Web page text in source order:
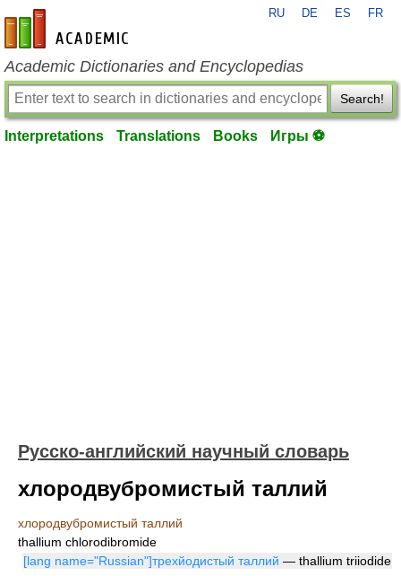
en-academic.com
RU DE ES FR
Academic Dictionaries and Encyclopedias
Search!
Interpretations Translations Books Игры ⚽
Русско-английский научный словарь
хлородвубромистый таллий
хлородвубромистый таллий
thallium chlorodibromide
[lang name="Russian"]трехйодистый таллий — thallium triiodide